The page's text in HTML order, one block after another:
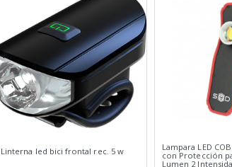
Linterna led bici frontal rec. 5 w
Lampara LED
con Protección
Lumen 2